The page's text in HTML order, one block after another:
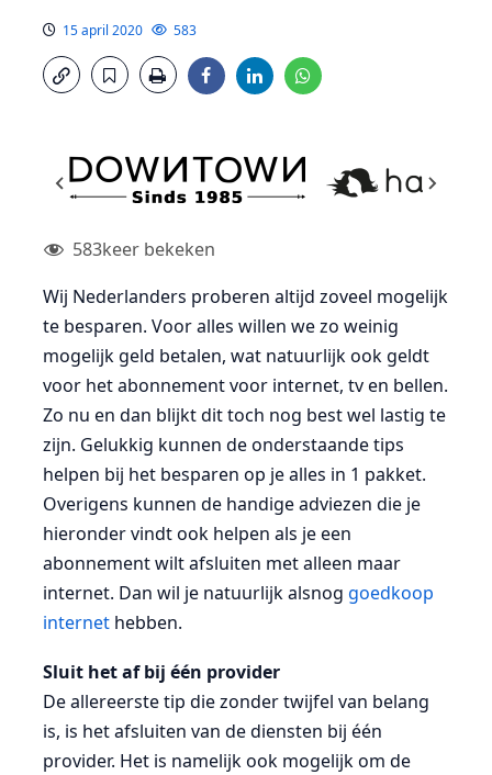
15 april 2020 583
583keer bekeken
Wij Nederlanders proberen altijd zoveel mogelijk
te besparen. Voor alles willen we zo weinig
mogelijk geld betalen, wat natuurlijk ook geldt
voor het abonnement voor internet, tv en bellen.
Zo nu en dan blijkt dit toch nog best wel lastig te
zijn. Gelukkig kunnen de onderstaande tips
helpen bij het besparen op je alles in 1 pakket.
Overigens kunnen de handige adviezen die je
hieronder vindt ook helpen als je een
abonnement wilt afsluiten met alleen maar
internet. Dan wil je natuurlijk alsnog goedkoop
internethebben.
Sluit het af bij één provider
De allereerste tip die zonder twijfel van belang
is, is het afsluiten van de diensten bij één
provider. Het is namelijk ook mogelijk om de